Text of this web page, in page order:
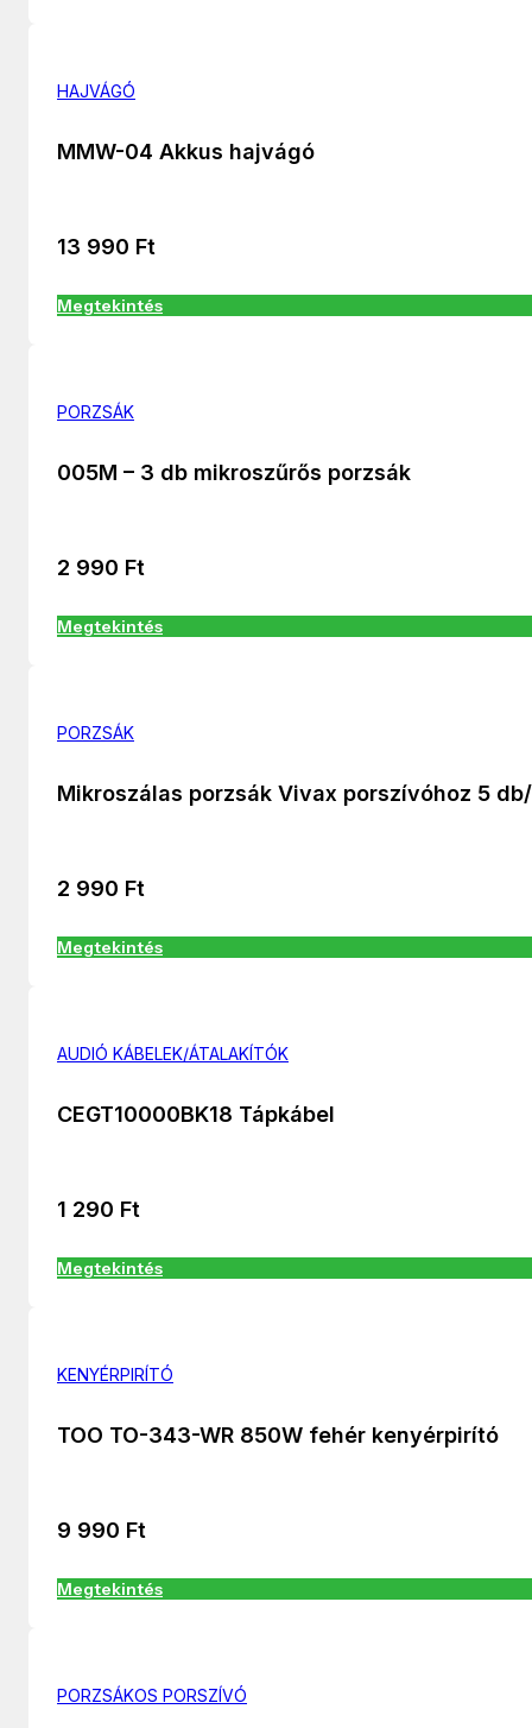
HAJVÁGÓ
MMW-04 Akkus hajvágó
13 990 Ft
Megtekintés
PORZSÁK
005M – 3 db mikroszűrős porzsák
2 990 Ft
Megtekintés
PORZSÁK
Mikroszálas porzsák Vivax porszívóhoz 5
2 990 Ft
Megtekintés
AUDIÓ KÁBELEK/ÁTALAKÍTÓK
CEGT10000BK18 Tápkábel
1 290 Ft
Megtekintés
KENYÉRPIRÍTÓ
TOO TO-343-WR 850W fehér kenyérpirító
9 990 Ft
Megtekintés
PORZSÁKOS PORSZÍVÓ